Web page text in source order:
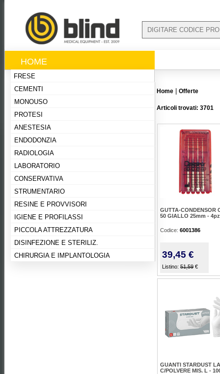
HOME
FRESE
CEMENTI
MONOUSO
PROTESI
ANESTESIA
ENDODONZIA
RADIOLOGIA
LABORATORIO
CONSERVATIVA
STRUMENTARIO
RESINE E PROVVISORI
IGIENE E PROFILASSI
PICCOLA ATTREZZATURA
DISINFEZIONE E STERILIZ.
CHIRURGIA E IMPLANTOLOGIA
Home Offerte
Articoli trovati: 3701
GUTTA-CONDENSOR
50 GIALLO 25mm - 4pz
Codice: 6001386
39,45 €
Listino: 51,59 €
GUANTI STARDUST
C/POLVERE MIS. L -